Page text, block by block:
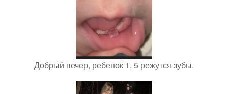
Добрый вечер, ребенок 1, 5 режутся зубы.